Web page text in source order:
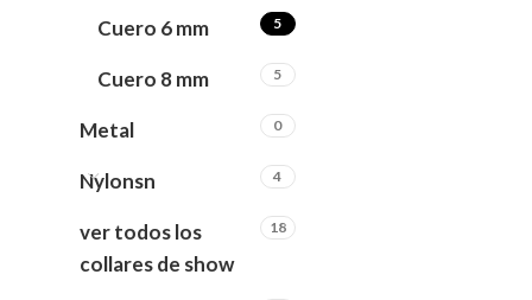
Cuero 6 mm 5
Cuero 8 mm 5
Metal 0
Nylonsn 4
ver todos los
collares de show
18